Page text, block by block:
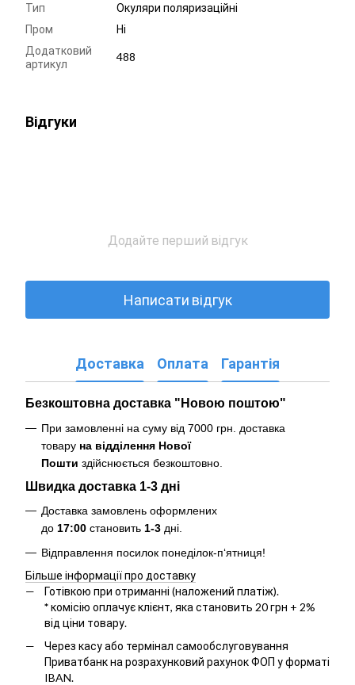
Тип
Окуляри поляризаційні
Пром
Ні
Додатковий
артикул
488
Відгуки
Додайте перший відгук
Написати відгук
Доставка Оплата Гарантія
Безкоштовна доставка "Новою поштою"
При замовленні на суму від 7000 грн. доставка
товару на відділення Нової
Пошти здійснюється безкоштовно
Швидка доставка 1-3 дні
Доставка замовлень оформлених
до 17:00 становить 1-3 дні.
Відправлення посилок понеділок-п‘ятниця!
Більше інформації про доставку
Готівкою при отриманні (наложений платіж).
*комісію оплачує клієнт, яка становить 20 грн + 2%
від ціни товару.
Через касу або термінал самообслуговування
Приватбанк на розрахунковий рахунок ФОП у форматі
IBAN.